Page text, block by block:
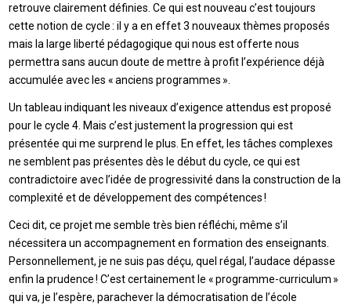
retrouve clairement définies. Ce qui est nouveau c’est toujours
cette notion de cycle : il y a en effet 3 nouveaux thèmes proposés
mais la large liberté pédagogique qui nous est offerte nous
permettra sans aucun doute de mettre à profit l’expérience déjà
accumulée avec les « anciens programmes ».
Un tableau indiquant les niveaux d’exigence attendus est proposé
pour le cycle 4. Mais c’est justement la progression qui est
présentée qui me surprend le plus. En effet, les tâches complexes
ne semblent pas présentes dès le début du cycle, ce qui est
contradictoire avec l’idée de progressivité dans la construction de la
complexité et de développement des compétences !
Ceci dit, ce projet me semble très bien réfléchi, même s’il
nécessitera un accompagnement en formation des enseignants.
Personnellement, je ne suis pas déçu, quel régal, l’audace dépasse
enfin la prudence ! C’est certainement le « programme-curriculum »
qui va, je l’espère, parachever la démocratisation de l’école